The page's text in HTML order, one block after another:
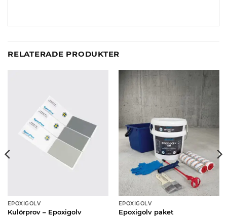
RELATERADE PRODUKTER
EPOXIGOLV
Kulörprov – Epoxigolv
EPOXIGOLV
Epoxigolv paket